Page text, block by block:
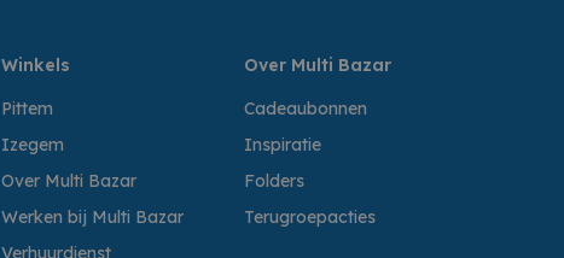
Winkels
Pittem
Izegem
Over Multi Bazar
Werken bij Multi Bazar
Verhuurdienst
Over Multi Bazar
Cadeaubonnen
Inspiratie
Folders
Terugroepacties